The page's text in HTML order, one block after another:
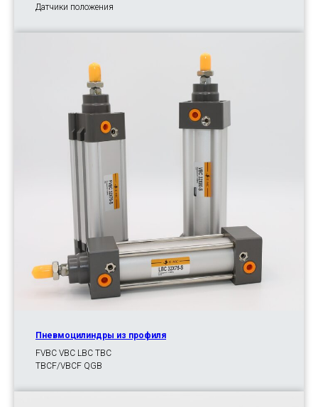
Датчики положения
Пневмоцилиндры из профиля
FVBC VBC LBC TBC
TBCF/VBCF QGB